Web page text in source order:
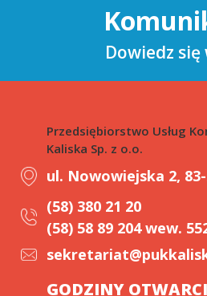
Dowiedz się
Przedsiębiorstwo Usług
Kaliska Sp. z o.o.
ul. Nowowiejska 2,
(58) 380 21 20
(58) 58 89 204 wew.
GODZINY